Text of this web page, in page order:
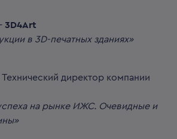
3D4Art
в 3D-печатных зданиях»
Технический директор компании
на рынке ИЖС. Очевидные и